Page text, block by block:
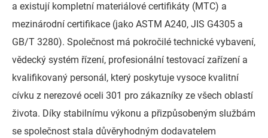
a existují kompletní materiálové certifikáty (MTC) a
mezinárodní certifikace (jako ASTM A240, JIS G4305 a
GB/T 3280). Společnost má pokročilé technické vybavení,
vědecký systém řízení, profesionální testovací zařízení a
kvalifikovaný personál, který poskytuje vysoce kvalitní
cívku z nerezové oceli 301 pro zákazníky ze všech oblastí
života. Díky stabilnímu výkonu a přizpůsobeným službám
se společnost stala důvěryhodným dodavatelem